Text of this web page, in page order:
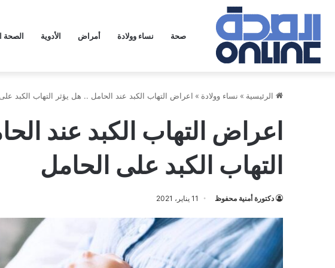
صحة نساء وولادة أمراض الأدوية الصحة
الرئيسية » نساء وولادة » اعراض التهاب الكبد عند الحامل .. هل يؤثر التهاب الكبد
اعراض التهاب الكبد عند
التهاب الكبد على الحامل
دكتورة أمنية محفوظ 11 يناير، 2021